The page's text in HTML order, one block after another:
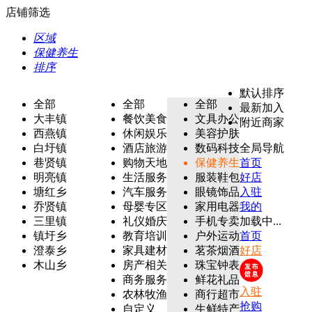
店铺筛选
区域
保健养生
排序
全部
大丰镇
西燕镇
白圩镇
巷贤镇
明亮镇
塘红乡
乔贤镇
三里镇
镇圩乡
澄泰乡
木山乡
全部
餐饮美食
休闲娱乐
酒店旅游
购物天地
生活服务
汽车服务
母婴专区
礼仪婚庆
教育培训
家具建材
房产相关
商务服务
农林牧渔
自定义
全部
文具办公
美容护肤
数码科技
保健养生
服装鞋包
眼镜饰品
家用电器
手机专卖
户外运动
茗茶烟酒
珠宝钟表
鲜花礼品
商行超市
生鲜特产
默认排序
最新加入
附近商家
全局导航
首页
好店
入驻
我的
加载中...
首页
好店
入驻
抢购